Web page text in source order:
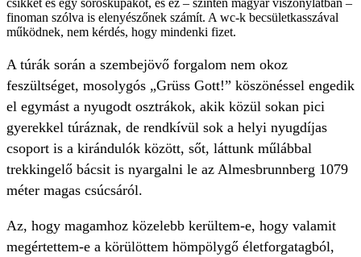
csikket és egy söröskupakot, és ez – szintén magyar viszonylatban –
finoman szólva is elenyészőnek számít. A wc-k becsületkasszával
működnek, nem kérdés, hogy mindenki fizet.
A túrák során a szembejövő forgalom nem okoz
feszültséget, mosolygós „Grüss Gott!” köszönéssel engedik
el egymást a nyugodt osztrákok, akik közül sokan pici
gyerekkel túráznak, de rendkívül sok a helyi nyugdíjas
csoport is a kirándulók között, sőt, láttunk műlábbal
trekkingelő bácsit is nyargalni le az Almesbrunnberg 1079
méter magas csúcsáról.
Az, hogy magamhoz közelebb kerültem-e, hogy valamit
megértettem-e a körülöttem hömpölygő életforgatagból,